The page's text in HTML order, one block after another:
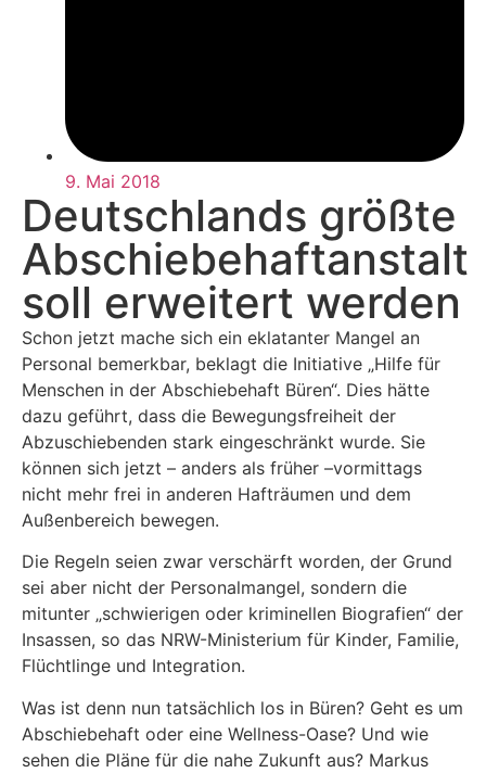
9. Mai 2018
Deutschlands größte
Abschiebehaftanstalt
soll erweitert werden
Schon jetzt mache sich ein eklatanter Mangel an
Personal bemerkbar, beklagt die Initiative „Hilfe für
Menschen in der Abschiebehaft Büren“. Dies hätte
dazu geführt, dass die Bewegungsfreiheit der
Abzuschiebenden stark eingeschränkt wurde. Sie
können sich jetzt – anders als früher –vormittags
nicht mehr frei in anderen Hafträumen und dem
Außenbereich bewegen.
Die Regeln seien zwar verschärft worden, der Grund
sei aber nicht der Personalmangel, sondern die
mitunter „schwierigen oder kriminellen Biografien“ der
Insassen, so das NRW-Ministerium für Kinder, Familie,
Flüchtlinge und Integration.
Was ist denn nun tatsächlich los in Büren? Geht es um
Abschiebehaft oder eine Wellness-Oase? Und wie
sehen die Pläne für die nahe Zukunft aus? Markus